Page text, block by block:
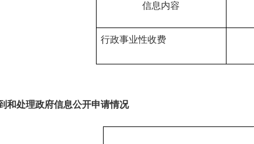
信息内容
行政事业性收费
和处理政府信息公开申请情况